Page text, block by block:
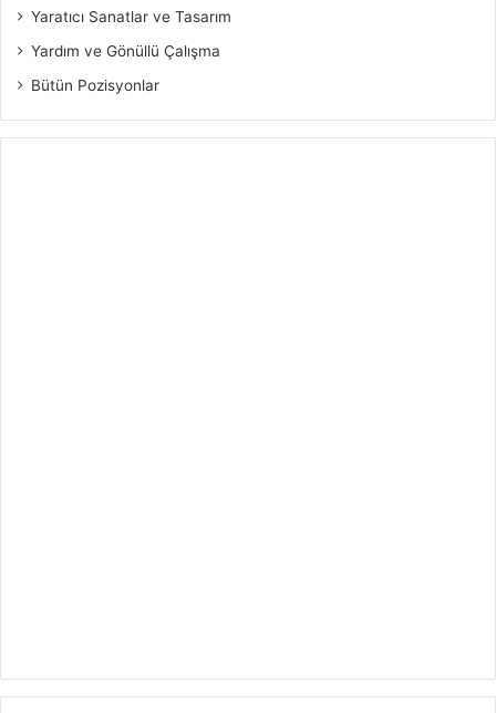
Yaratıcı Sanatlar ve Tasarım
Yardım ve Gönüllü Çalışma
Bütün Pozisyonlar